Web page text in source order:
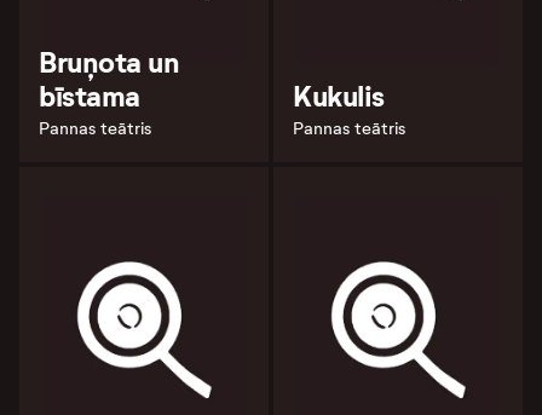
Bruņota un
bīstama
Pannas teātris
Kukulis
Pannas teātris